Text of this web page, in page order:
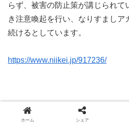
らず、被害の防止策が講じられて
き注意喚起を行い、なりすましア
続けるとしています。
https://www.niikei.jp/917236/
buchikuma-info より:
ホーム シェア